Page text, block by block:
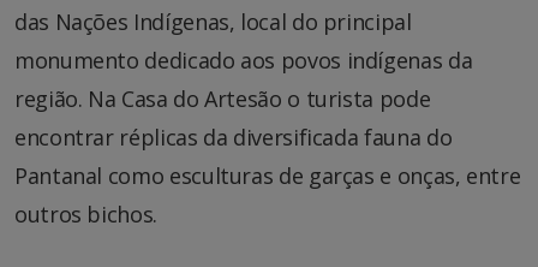
das Nações Indígenas, local do principal
monumento dedicado aos povos indígenas da
região. Na Casa do Artesão o turista pode
encontrar réplicas da diversificada fauna do
Pantanal como esculturas de garças e onças, entre
outros bichos.